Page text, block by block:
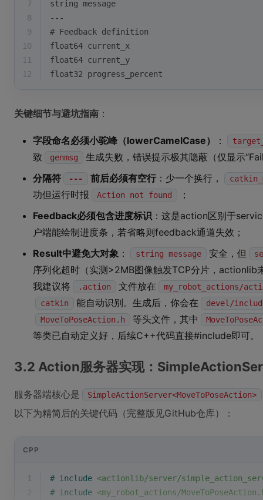
7
string message
8
---
9
# Feedback definition
10
float64 current_x
11
float64 current_y
12
float32 progress_percent
关键细节与避坑指南 ：
字段命名必须小驼峰（lowerCamelCase） ：
致 genmsg
生成失败，错误提示极其隐蔽（仅显示
分隔符
--- 前后必须有空行 ：少一个换行，
功但运行时报 Action not found
；
Feedback必须包含进度标识 ：这是action区别于
户端能绘制进度条，若省略则feedback通道失效；
Result中避免大对象 ： string message 安全，但
序列化超时（实测>2MB图像触发TCP分片，actionlib
我建议将
.action 文件放在
my_robot_actions/
catkin
能自动识别。生成后，你会在
devel/
MoveToPoseAction.h
等头文件，其中
等类已自动定义好，后续C++代码直接#include即可。
3.2 Action服务器实现：
服务器端核心是 SimpleActionServer<MoveToPoseAction>
以下为精简后的关键代码（完整版见GitHub仓库）：
CPP
1 # include <actionlib/server/
# include <my_robot_actions/